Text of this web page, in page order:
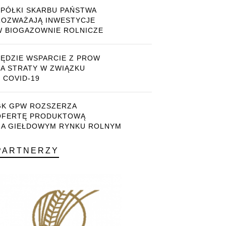
SKARBU PAŃSTWA
INWESTYCJE
BIOGAZOWNIE ROLNICZE
WSPARCIE Z PROW
STRATY W ZWIĄZKU
COVID-19
GPW ROZSZERZA
PRODUKTOWĄ
GIEŁDOWYM RYNKU ROLNYM